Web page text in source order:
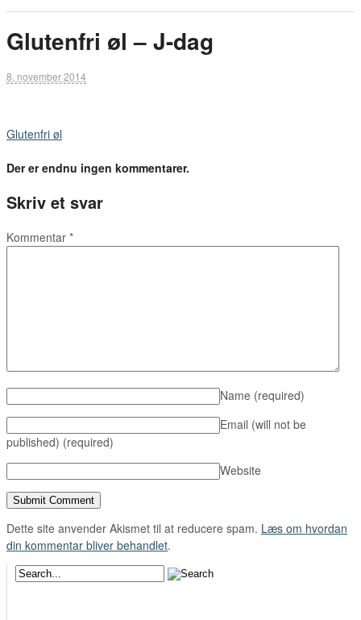
Glutenfri øl – J-dag
8. november 2014
Glutenfri øl
Der er endnu ingen kommentarer.
Skriv et svar
Kommentar *
Name (required)
Email (will not be
published) (required)
Website
Dette site anvender Akismet til at reducere spam. Læs om hvordan
din kommentar bliver behandlet.